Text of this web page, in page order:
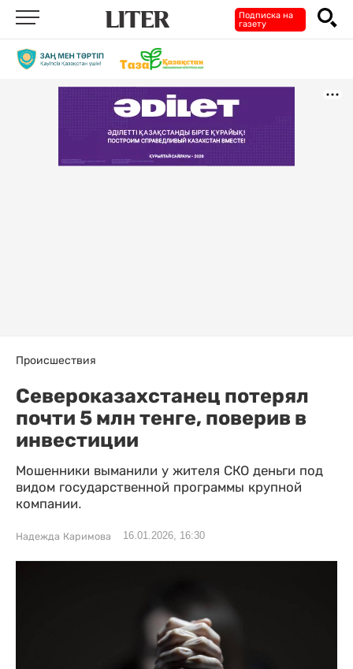
Подписка на
газету
Происшествия
Североказахстанец потерял
почти 5 млн тенге, поверив в
инвестиции
Мошенники выманили у жителя СКО деньги под
видом государственной программы крупной
компании.
Надежда Каримова 16.01.2026, 16:30